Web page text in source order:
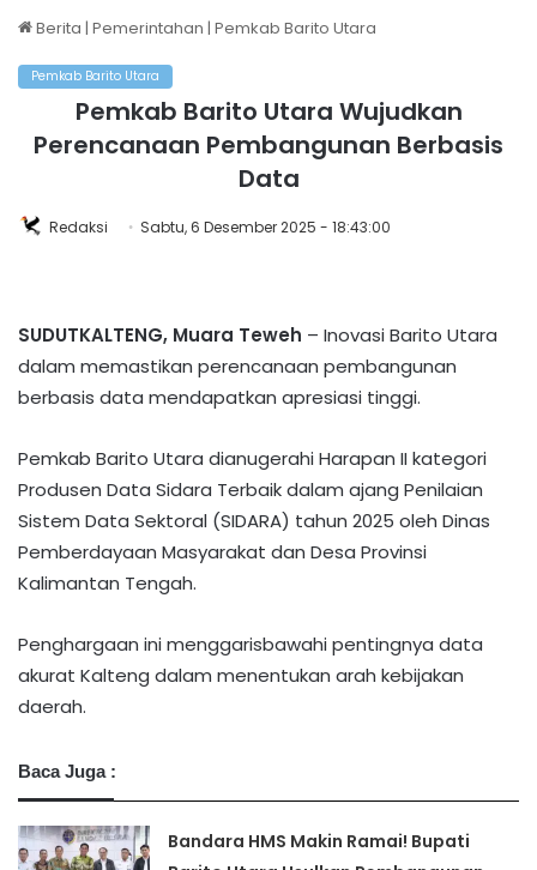
Berita | Pemerintahan | Pemkab Barito Utara
Pemkab Barito Utara
Pemkab Barito Utara Wujudkan
Perencanaan Pembangunan Berbasis
Data
Redaksi Sabtu, 6 Desember 2025 - 18:43:00
SUDUTKALTENG, Muara Teweh – Inovasi Barito Utara
dalam memastikan perencanaan pembangunan
berbasis data mendapatkan apresiasi tinggi.
Pemkab Barito Utara dianugerahi Harapan II kategori
Produsen Data Sidara Terbaik dalam ajang Penilaian
Sistem Data Sektoral (SIDARA) tahun 2025 oleh Dinas
Pemberdayaan Masyarakat dan Desa Provinsi
Kalimantan Tengah.
​Penghargaan ini menggarisbawahi pentingnya data
akurat Kalteng dalam menentukan arah kebijakan
daerah.
Baca Juga :
Bandara HMS Makin Ramai! Bupati